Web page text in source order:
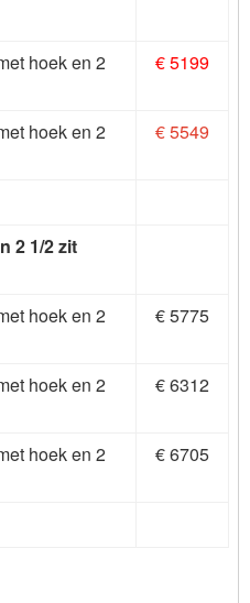
hoek en 2
€ 5199
hoek en 2
€ 5549
2 1/2 zit
hoek en 2
€ 5775
hoek en 2
€ 6312
hoek en 2
€ 6705